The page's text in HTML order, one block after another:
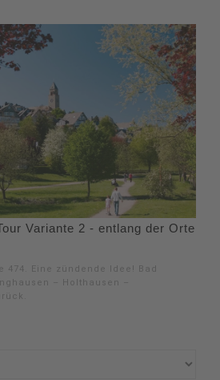
Variante 2 - entlang der Orte
474. Eine zündende Idee! Bad
– Holthausen –